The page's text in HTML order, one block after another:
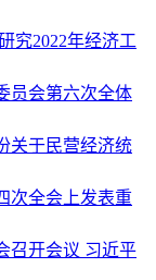
究2022年经济工
员会第六次全体
关于民营经济统
次全会上发表重
召开会议 习近平